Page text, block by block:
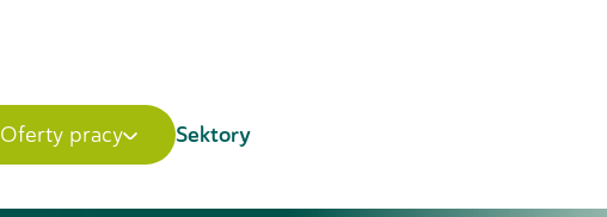
Oferty pracy Sektory